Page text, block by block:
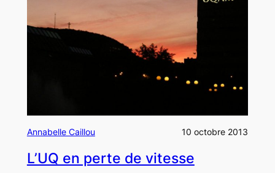
Annabelle Caillou 10 octobre 2013
L’UQ en perte de vitesse